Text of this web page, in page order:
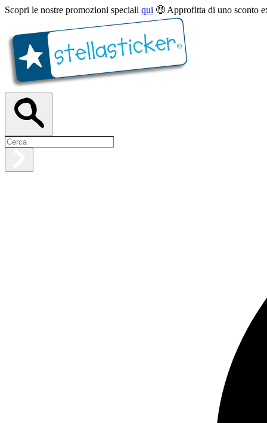
Scopri le nostre promozioni speciali qui 🤑 Approfitta di uno sconto